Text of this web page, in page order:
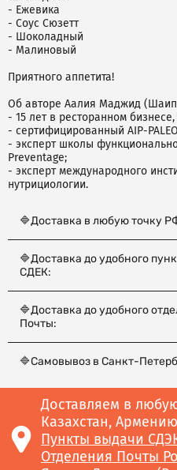
- Ежевика
- Соус Сюзетт
- Шоколадный
- Малиновый
Приятного аппетита!
Об авторе Аалия Маджид
- 15 лет в ресторанном
- сертифицированный AIP-
- эксперт школы
Preventage;
- эксперт международного
нутрициологии.
🔷Доставка в любую точку
🔷Доставка до удобного
СДЕК:
🔷Доставка до удобного
Почты:
🔷Самовывоз в Санкт-
Доставляем в
Казахстан,
Пункты выдачи
Отделения Почты